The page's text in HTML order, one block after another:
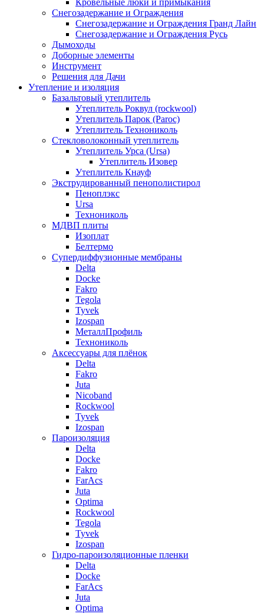
Кровельные люки и примыкания
Снегозадержание и Ограждения
Снегозадержание и Ограждения Гранд Лайн
Снегозадержание и Ограждения Русь
Дымоходы
Доборные элементы
Инструмент
Решения для Дачи
Утепление и изоляция
Базальтовый утеплитель
Утеплитель Роквул (rockwool)
Утеплитель Парок (Paroc)
Утеплитель Технониколь
Стекловолоконный утеплитель
Утеплитель Урса (Ursa)
Утеплитель Изовер
Утеплитель Кнауф
Экструдированный пенополистирол
Пеноплэкс
Ursa
Технониколь
МДВП плиты
Изоплат
Белтермо
Супердиффузионные мембраны
Delta
Docke
Fakro
Tegola
Tyvek
Izospan
МеталлПрофиль
Технониколь
Аксессуары для плёнок
Delta
Fakro
Juta
Nicoband
Rockwool
Tyvek
Izospan
Пароизоляция
Delta
Docke
Fakro
FarAcs
Juta
Optima
Rockwool
Tegola
Tyvek
Izospan
Гидро-пароизоляционные пленки
Delta
Docke
FarAcs
Juta
Optima